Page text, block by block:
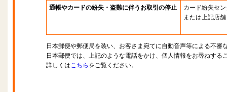
通帳やカードの紛失・盗難に伴うお取引の停止
カード紛失セ
または上記店舗
日本郵便や郵便局を装い、お客さま宛てに自動音声等による不審
日本郵便では、上記のような電話をかけ、個人情報をお尋ねする
詳しくはこちら をご覧ください。